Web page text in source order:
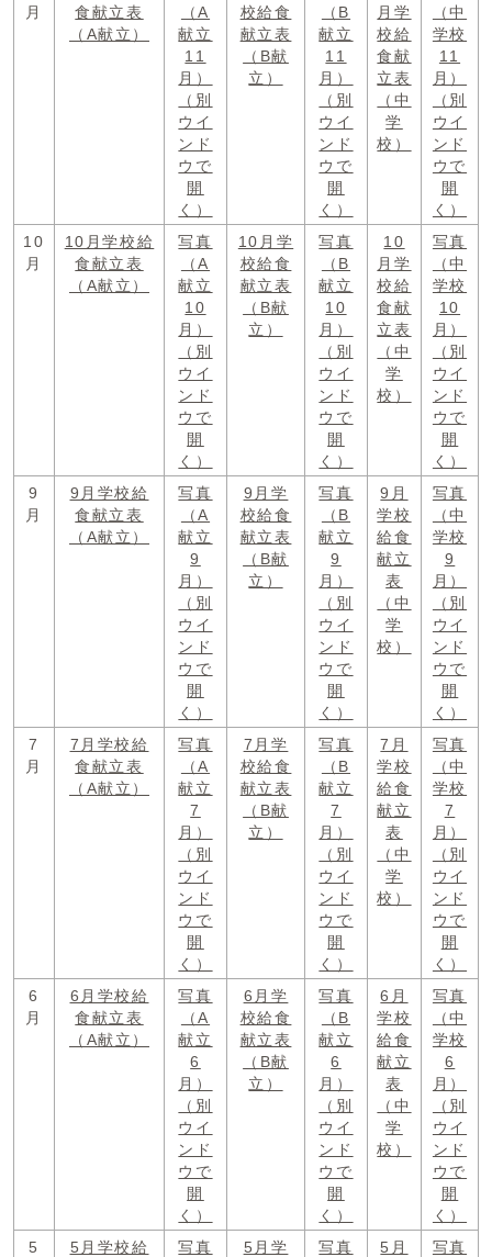
月
食献立表
（A献立）
（A
献立
11
月）
（別
ウイ
ンド
ウで
開
く）
校給食
献立表
（B献
立）
（B
献立
11
月）
（別
ウイ
ンド
ウで
開
く）
月学
校給
食献
立表
（中
学
校）
（中
学校
11
月）
（別
ウイ
ンド
ウで
開
く）
10
月
10月学校給
食献立表
（A献立）
写真
（A
献立
10
月）
（別
ウイ
ンド
ウで
開
く）
10月学
校給食
献立表
（B献
立）
写真
（B
献立
10
月）
（別
ウイ
ンド
ウで
開
く）
10
月学
校給
食献
立表
（中
学
校）
写真
（中
学校
10
月）
（別
ウイ
ンド
ウで
開
く）
9
月
9月学校給
食献立表
（A献立）
写真
（A
献立
9
月）
（別
ウイ
ンド
ウで
開
く）
9月学
校給食
献立表
（B献
立）
写真
（B
献立
9
月）
（別
ウイ
ンド
ウで
開
く）
9月
学校
給食
献立
表
（中
学
校）
写真
（中
学校
9
月）
（別
ウイ
ンド
ウで
開
く）
7
月
7月学校給
食献立表
（A献立）
写真
（A
献立
7
月）
（別
ウイ
ンド
ウで
開
く）
7月学
校給食
献立表
（B献
立）
写真
（B
献立
7
月）
（別
ウイ
ンド
ウで
開
く）
7月
学校
給食
献立
表
（中
学
校）
写真
（中
学校
7
月）
（別
ウイ
ンド
ウで
開
く）
6
月
6月学校給
食献立表
（A献立）
写真
（A
献立
6
月）
（別
ウイ
ンド
ウで
開
く）
6月学
校給食
献立表
（B献
立）
写真
（B
献立
6
月）
（別
ウイ
ンド
ウで
開
く）
6月
学校
給食
献立
表
（中
学
校）
写真
（中
学校
6
月）
（別
ウイ
ンド
ウで
開
く）
5
5月学校給 写真 5月学 写真 5月 写真